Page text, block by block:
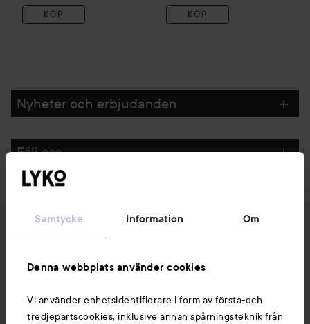
Samtycke Information Om
Denna webbplats använder cookies
Vi använder enhetsidentifierare i form av första-och
tredjepartscookies, inklusive annan spårningsteknik från
KÖP KÖP
Nyheter och erbjudanden
Följ oss
Du kanske också gillar